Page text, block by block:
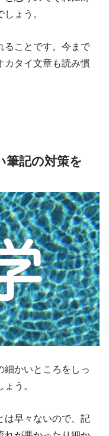
ょう。
ることです。今まで
カタイ文章も読み慣
筆記の対策を
細かいところをしっ
う。
は早々ないので、記